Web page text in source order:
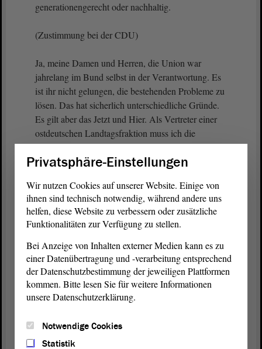
generationengerecht oder nachhaltig.
(Zustimmung bei der CDU)
Ja, meine Damen und Herren, die Union war
jahrelang im Bund selbst in der Verantwortung. Es
ist ihr nicht gelungen, die bestehenden Probleme zu
lösen. Das hat sicherlich unterschiedliche Gründe.
Es gilt aber das Jetzt und Hier. Als Vertreter einer
ostdeutschen Landtagsfraktion muss ich die
Situation als unbefriedigend bezeichnen.
teilweise Jahrzehnten um eine Anerkennung ihrer
Lebensleistung auch im Rentenrecht kämpfen,
deutlich zu machen, dass sie die Unterstützung des
Landes bekommen.
(Zustimmung von Eva von Angern, DIE LINKE)
Das haben wir auch unter Punkt 5 unseres
Alternativantrags deutlich gemacht.
Der Härtefallfonds ist ein erster Schritt. Weitere
Schritte müssen aus unserer Sicht folgen.
Privatsphäre-Einstellungen
Wir nutzen Cookies auf unserer Website. Einige von
ihnen sind technisch notwendig, während andere uns
helfen, diese Website zu verbessern oder zusätzliche
Funktionalitäten zur Verfügung zu stellen.
Bei Anzeige von Inhalten externer Medien kann es zu
einer Datenübertragung und -verarbeitung entsprechend
der Datenschutzbestimmung der jeweiligen Plattformen
kommen. Bitte lesen Sie für weitere Informationen
unsere Datenschutzerklärung.
Notwendige Cookies
Statistik